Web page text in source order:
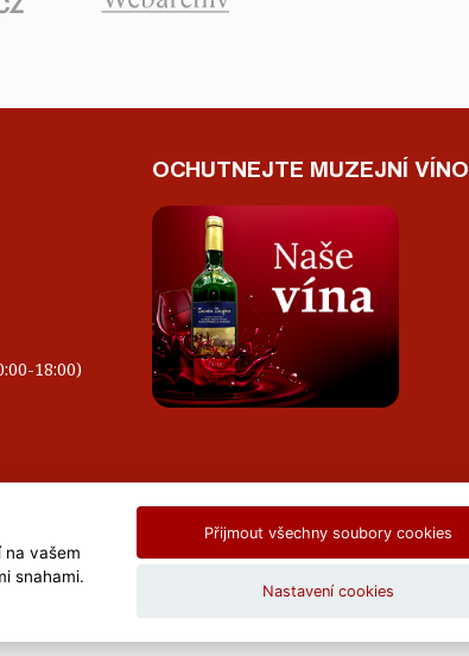
18:00)
OCHUTNEJTE MUZEJNÍ VÍNO
byLE CLAVERA s.r.o.
na vašem
snahami.
Přijmout všechny soubory cookies
Nastavení cookies